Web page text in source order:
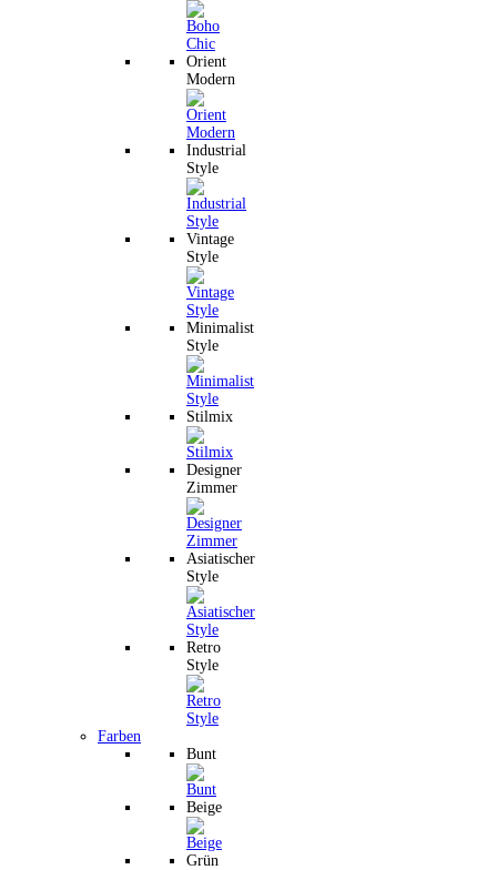
Orient
Modern
Industrial
Style
Vintage
Style
Minimalist
Style
Stilmix
Designer
Zimmer
Asiatischer
Style
Retro
Style
Farben
Bunt
Beige
Grün